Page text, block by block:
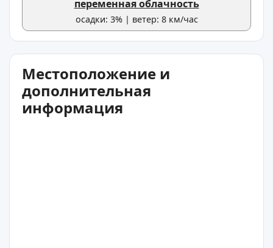
переменная облачность
осадки: 3% | ветер: 8 км/час
Местоположение и
дополнительная
информация